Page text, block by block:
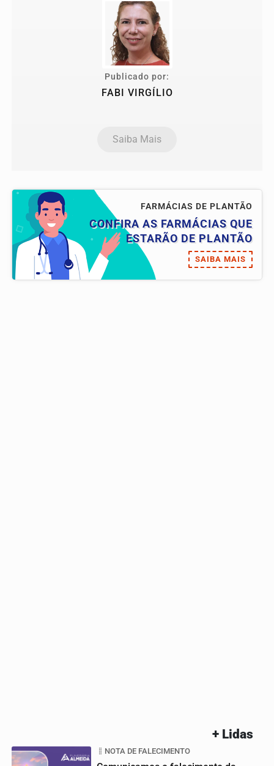
Publicado por:
FABI VIRGÍLIO
Saiba Mais
FARMÁCIAS DE PLANTÃO
CONFIRA AS FARMÁCIAS QUE
ESTARÃO DE PLANTÃO
SAIBA MAIS
+ Lidas
NOTA DE FALECIMENTO